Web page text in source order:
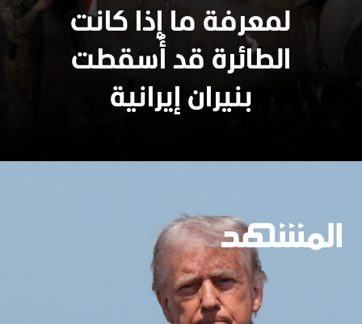
لمعرفة ما إذا كانت
الطائرة قد أُسقطت
بنيران إيرانية